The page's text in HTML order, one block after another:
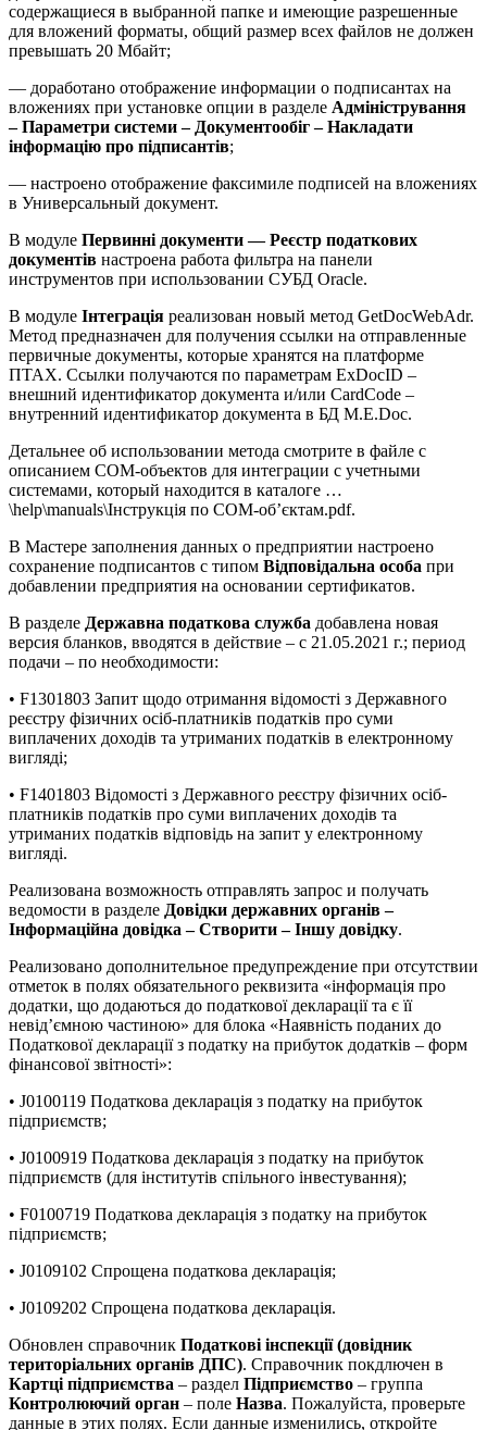
содержащиеся в выбранной папке и имеющие разрешенные
для вложений форматы, общий размер всех файлов не должен
превышать 20 Мбайт;
— доработано отображение информации о подписантах на
вложениях при установке опции в разделе Адміністрування
– Параметри системи – Документообіг – Накладати
інформацію про підписантів;
— настроено отображение факсимиле подписей на вложениях
в Универсальный документ.
В модуле Первинні документи — Реєстр податкових
документів настроена работа фильтра на панели
инструментов при использовании СУБД Oracle.
В модуле Інтеграція реализован новый метод GetDocWebAdr.
Метод предназначен для получения ссылки на отправленные
первичные документы, которые хранятся на платформе
ПТАХ. Ссылки получаются по параметрам ExDocID –
внешний идентификатор документа и/или CardCode –
внутренний идентификатор документа в БД M.E.Doc.
Детальнее об использовании метода смотрите в файле с
описанием COM-объектов для интеграции с учетными
системами, который находится в каталоге …
\help\manuals\Інструкція по COM-об’єктам.pdf.
В Мастере заполнения данных о предприятии настроено
сохранение подписантов с типом Відповідальна особа при
добавлении предприятия на основании сертификатов.
В разделе Державна податкова служба добавлена новая
версия бланков, вводятся в действие – с 21.05.2021 г.; период
подачи – по необходимости:
• F1301803 Запит щодо отримання відомості з Державного
реєстру фізичних осіб-платників податків про суми
виплачених доходів та утриманих податків в електронному
вигляді;
• F1401803 Відомості з Державного реєстру фізичних осіб-
платників податків про суми виплачених доходів та
утриманих податків відповідь на запит у електронному
вигляді.
Реализована возможность отправлять запрос и получать
ведомости в разделе Довідки державних органів –
Інформаційна довідка – Створити – Іншу довідку.
Реализовано дополнительное предупреждение при отсутствии
отметок в полях обязательного реквизита «інформація про
додатки, що додаються до податкової декларації та є її
невід’ємною частиною» для блока «Наявність поданих до
Податкової декларації з податку на прибуток додатків – форм
фінансової звітності»:
• J0100119 Податкова декларація з податку на прибуток
підприємств;
• J0100919 Податкова декларація з податку на прибуток
підприємств (для інститутів спільного інвестування);
• F0100719 Податкова декларація з податку на прибуток
підприємств;
• J0109102 Спрощена податкова декларація;
• J0109202 Спрощена податкова декларація.
Обновлен справочник Податкові інспекції (довідник
територіальних органів ДПС). Справочник покдлючен в
Картці підприємства – раздел Підприємство – группа
Контролюючий орган – поле Назва. Пожалуйста, проверьте
данные в этих полях. Если данные изменились, откройте